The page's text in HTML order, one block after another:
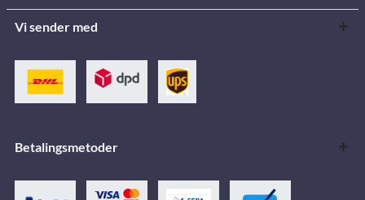
Vi sender med
Betalingsmetoder